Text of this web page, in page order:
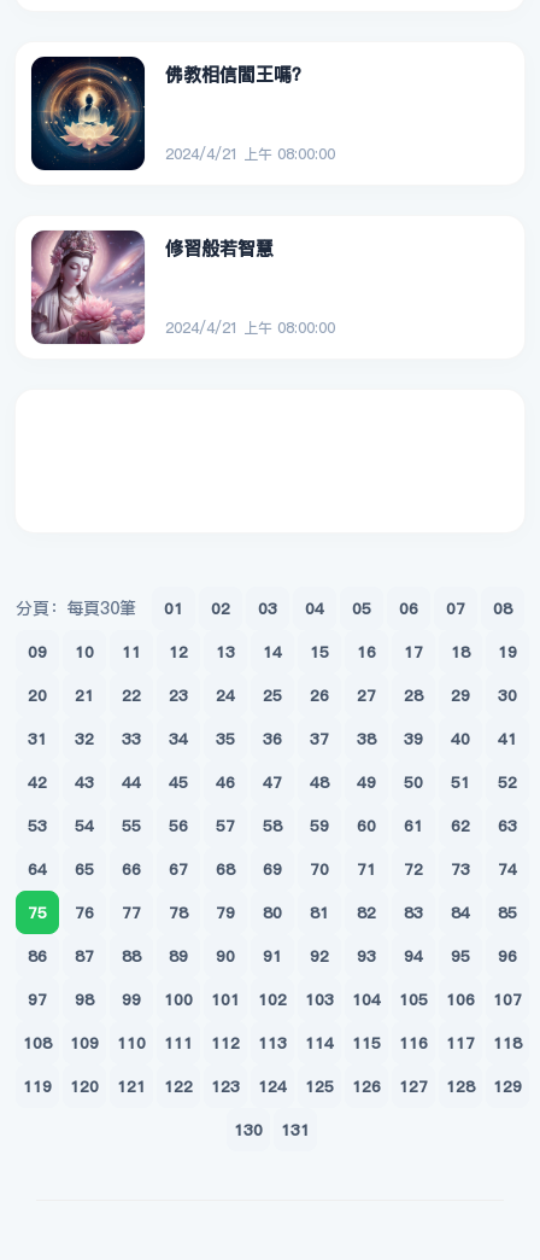
佛教相信閻王嗎？
2024/4/21 上午 08:00:00
修習般若智慧
2024/4/21 上午 08:00:00
分頁：每頁30筆 01 02 03 04 05 06 07
08
09
10 11 12 13 14 15 16 17 18
19
20
21 22 23 24 25 26 27 28 29
30
31
32 33 34 35 36 37 38 39 40
41
42
43 44 45 46 47 48 49 50 51
52
53
54 55 56 57 58 59 60 61 62
63
64
65 66 67 68 69 70 71 72 73
74
75
76 77 78 79 80 81 82 83 84
85
86
87 88 89 90 91 92 93 94 95
96
97
98 99 100 101 102 103 104 105 106
107
108
109 110 111 112 113 114 115 116 117
118
119
120 121 122 123 124 125 126 127 128
129
130
131